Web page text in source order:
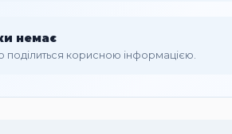
немає
поділиться корисною інформацією.